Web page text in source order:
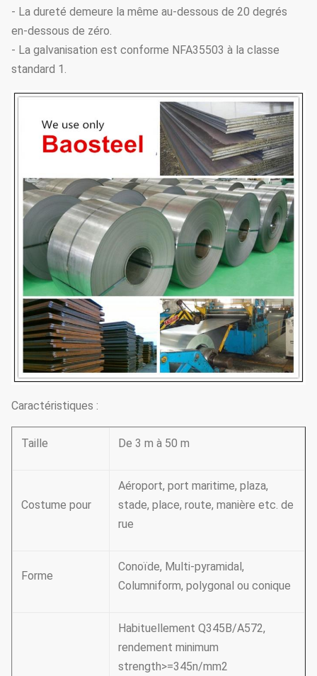
- La dureté demeure la même au-dessous de 20 degrés
en-dessous de zéro.
- La galvanisation est conforme NFA35503 à la classe
standard 1.
Caractéristiques :
Taille De 3 m à 50 m
Costume pour
Aéroport, port maritime, plaza,
stade, place, route, manière etc. de
rue
Forme
Conoïde, Multi-pyramidal,
Columniform, polygonal ou conique
Habituellement Q345B/A572,
rendement minimum
strength>=345n/mm2